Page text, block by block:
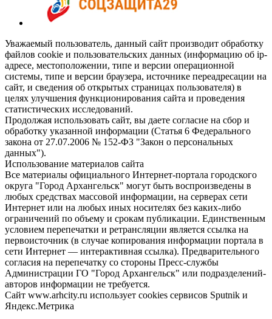
Уважаемый пользователь, данный сайт производит обработку
файлов cookie и пользовательских данных (информацию об ip-
адресе, местоположении, типе и версии операционной
системы, типе и версии браузера, источнике переадресации на
сайт, и сведения об открытых страницах пользователя) в
целях улучшения функционирования сайта и проведения
статистических исследований.
Продолжая использовать сайт, вы даете согласие на сбор и
обработку указанной информации (Статья 6 Федерального
закона от 27.07.2006 № 152-ФЗ "Закон о персональных
данных").
Использование материалов сайта
Все материалы официального Интернет-портала городского
округа "Город Архангельск" могут быть воспроизведены в
любых средствах массовой информации, на серверах сети
Интернет или на любых иных носителях без каких-либо
ограничений по объему и срокам публикации. Единственным
условием перепечатки и ретрансляции является ссылка на
первоисточник (в случае копирования информации портала в
сети Интернет — интерактивная ссылка). Предварительного
согласия на перепечатку со стороны Пресс-службы
Администрации ГО "Город Архангельск" или подразделений-
авторов информации не требуется.
Сайт www.arhcity.ru использует cookies сервисов Sputnik и
Яндекс.Метрика